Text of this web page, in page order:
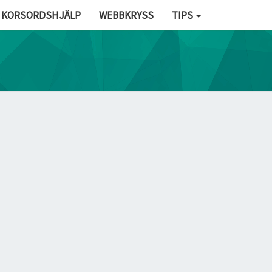
KORSORDSHJÄLP WEBBKRYSS TIPS